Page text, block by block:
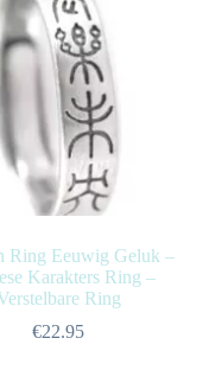
Ring Eeuwig Geluk –
Karakters Ring –
Ring
€22.95